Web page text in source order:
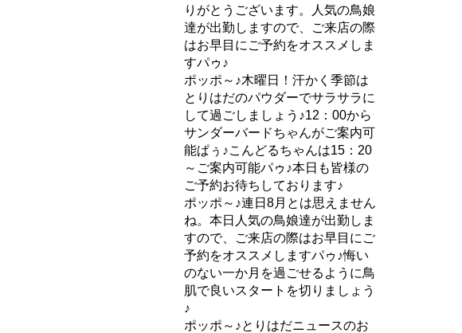
りがとうございます。人気の鳥娘
達が出勤しますので、ご来店の際
はお早目にご予約をオススメしま
すパゥ♪
ポッポ～♪木曜日！汗かく季節は
とりはだのパウダーでサラサラに
して過ごしましょう♪12：00から
サンダーバードちゃんがご案内可
能ぱぅ♪こんどるちゃんは15：20
～ご案内可能パゥ♪本日も皆様の
ご予約お待ちしております♪
ポッポ～♪連日8月とは思えません
ね。本日人気の鳥娘達が出勤しま
すので、ご来店の際はお早目にご
予約をオススメしますパゥ♪悔い
のない一か月を過ごせるように鳥
肌で良いスタートを切りましょう
♪
ポッポ～♪とりはだニュースのお